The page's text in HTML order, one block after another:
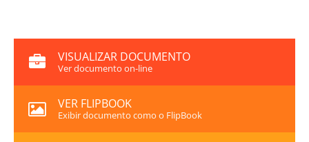
VISUALIZAR DOCUMENTO
Ver documento on-line
VER FLIPBOOK
Exibir documento como o FlipBook